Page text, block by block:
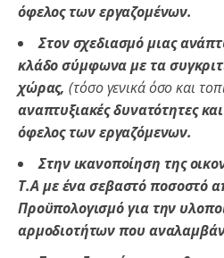
όφελος των εργαζομένων.
Στον σχεδιασμό μιας
κλάδο σύμφωνα με τα
χώρας,(τόσο γενικά όσο και
αναπτυξιακές δυνατότητες
όφελος των εργαζόμενων.
Στην ικανοποίηση της
Τ.Α με ένα σεβαστό ποσοστό
Προϋπολογισμό για την
αρμοδιοτήτων που